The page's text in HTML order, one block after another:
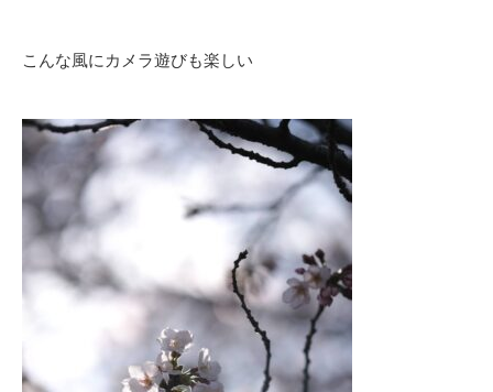
こんな風にカメラ遊びも楽しい